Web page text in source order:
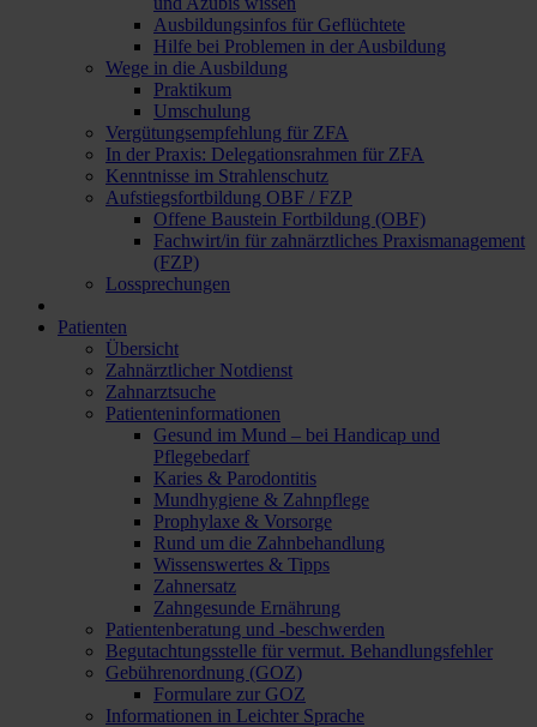
Ausbildungsinfos für Geflüchtete
Hilfe bei Problemen in der Ausbildung
Wege in die Ausbildung
Praktikum
Umschulung
Vergütungsempfehlung für ZFA
In der Praxis: Delegationsrahmen für ZFA
Kenntnisse im Strahlenschutz
Aufstiegsfortbildung OBF / FZP
Offene Baustein Fortbildung (OBF)
Fachwirt/in für zahnärztliches Praxismanagement
(FZP)
Lossprechungen
Patienten
Übersicht
Zahnärztlicher Notdienst
Zahnarztsuche
Patienteninformationen
Gesund im Mund – bei Handicap und
Pflegebedarf
Karies & Parodontitis
Mundhygiene & Zahnpflege
Prophylaxe & Vorsorge
Rund um die Zahnbehandlung
Wissenswertes & Tipps
Zahnersatz
Zahngesunde Ernährung
Patientenberatung und -beschwerden
Begutachtungsstelle für vermut. Behandlungsfehler
Gebührenordnung (GOZ)
Formulare zur GOZ
Informationen in Leichter Sprache